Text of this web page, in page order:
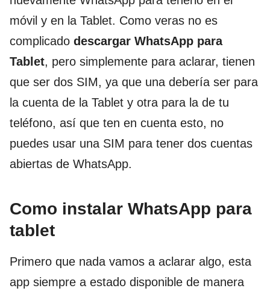
móvil y en la Tablet. Como veras no es
complicado descargar WhatsApp para
Tablet, pero simplemente para aclarar, tienen
que ser dos SIM, ya que una debería ser para
la cuenta de la Tablet y otra para la de tu
teléfono, así que ten en cuenta esto, no
puedes usar una SIM para tener dos cuentas
abiertas de WhatsApp.
Como instalar WhatsApp para
tablet
Primero que nada vamos a aclarar algo, esta
app siempre a estado disponible de manera